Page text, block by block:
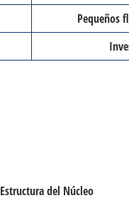
Pequeños
Estructura del Núcleo